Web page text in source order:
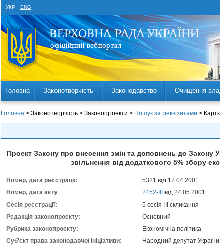
УКР ENG
Головна Законотворчість Законодавство Очищення
Головна > Законотворчість > Законопроекти > Пошук за реквізитами >
Проект Закону про внесення змін та доповнень до
звільнення від додаткового 5% збору
Номер, дата реєстрації:
5321 від 17.04.2001
Номер, дата акту
2452-III
від 24.05.2001
Сесія реєстрації:
5 сесія III скликання
Редакція законопроекту:
Основний
Рубрика законопроекту:
Економічна політика
Суб'єкт права законодавчої ініціативи:
Народний депутат України